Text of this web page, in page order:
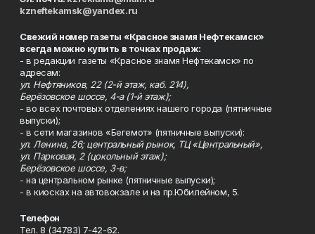
kzneftekamsk@yandex.ru
Свежий номер газеты «Красное знамя Нефтекамск»
всегда можно купить в точках продаж:
- в редакции газеты «Красное знамя Нефтекамск» по
адресам:
ул. Нефтяников, 22 (2-й этаж, каб. 214),
Берёзовское шоссе, 4-а (1-й этаж);
- во всех почтовых отделениях нашего города (пятничные
выпуски);
- в сети магазинов «Бегемот» (пятничные выпуски):
ул. Ленина, 26; центральный рынок, ТЦ «Центральный»,
ул. Парковая, 2 (цокольный этаж);
Берёзовское шоссе, 3-в;
- на центральном рынке (пятничные выпуски);
- в киосках на автовокзале и на пр.Юбилейном, 5.
Телефон
Тел. 8 (34783) 7-42-62.